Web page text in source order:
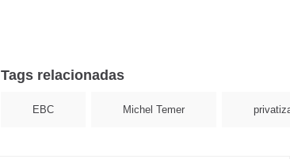
Tags relacionadas
EBC Michel Temer